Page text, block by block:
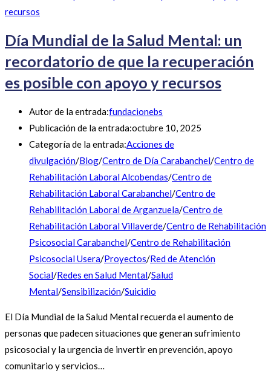
Día Mundial de la Salud Mental: un
recordatorio de que la recuperación
es posible con apoyo y recursos
Autor de la entrada:fundacionebs
Publicación de la entrada:octubre 10, 2025
Categoría de la entrada:Acciones de
divulgación/Blog/Centro de Día Carabanchel/Centro de
Rehabilitación Laboral Alcobendas/Centro de
Rehabilitación Laboral Carabanchel/Centro de
Rehabilitación Laboral de Arganzuela/Centro de
Rehabilitación Laboral Villaverde/Centro de Rehabilitación
Psicosocial Carabanchel/Centro de Rehabilitación
Psicosocial Usera/Proyectos/Red de Atención
Social/Redes en Salud Mental/Salud
Mental/Sensibilización/Suicidio
El Día Mundial de la Salud Mental recuerda el aumento de
personas que padecen situaciones que generan sufrimiento
psicosocial y la urgencia de invertir en prevención, apoyo
comunitario y servicios…